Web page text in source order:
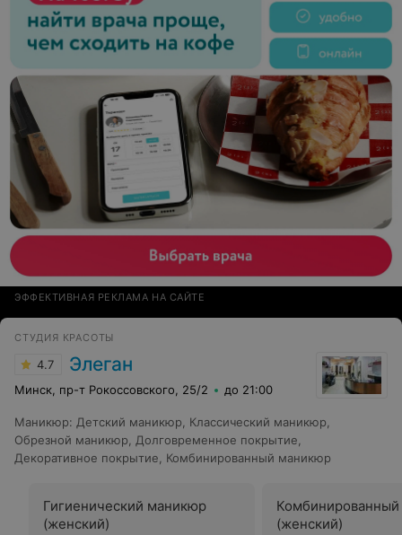
ЭФФЕКТИВНАЯ РЕКЛАМА НА САЙТЕ
СТУДИЯ КРАСОТЫ
4.7 Элеган
Минск, пр-т Рокоссовского, 25/2 до 21:00
Маникюр: Детский маникюр, Классический маникюр,
Обрезной маникюр, Долговременное покрытие,
Декоративное покрытие, Комбинированный маникюр
Гигиенический маникюр
(женский)
(женский)